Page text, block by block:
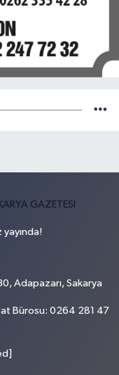
Adapazarı, Sakarya
Bürosu: 0264 281 47